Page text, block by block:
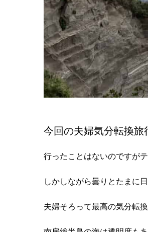
今回の夫婦気分転換
行ったことはないのですが
しかしながら曇りとたまに
夫婦そろって最高の気分転換